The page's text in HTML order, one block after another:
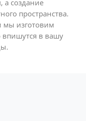
а создание
пространства.
мы изготовим
впишутся в вашу